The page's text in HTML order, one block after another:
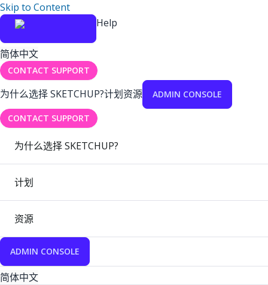
Skip to Content
Help
简体中文
CONTACT SUPPORT
为什么选择 SKETCHUP?计划资源 ADMIN CONSOLE
CONTACT SUPPORT
为什么选择 SKETCHUP?
计划
资源
ADMIN CONSOLE
简体中文